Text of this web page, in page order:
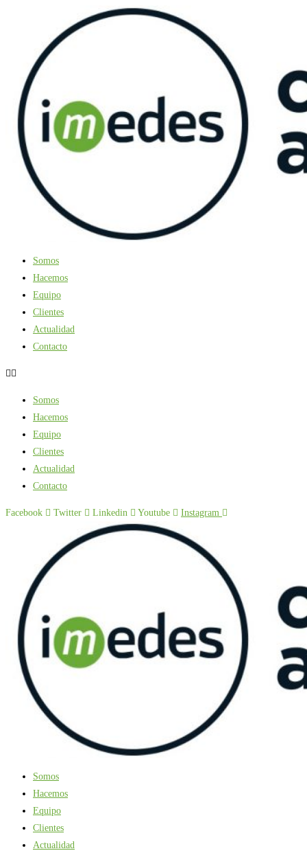
Somos
Hacemos
Equipo
Clientes
Actualidad
Contacto
Somos
Hacemos
Equipo
Clientes
Actualidad
Contacto
Facebook Twitter Linkedin Youtube Instagram
Somos
Hacemos
Equipo
Clientes
Actualidad